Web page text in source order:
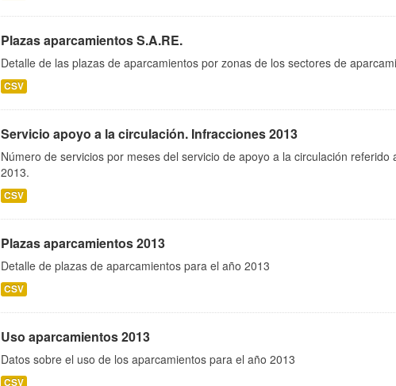
Plazas aparcamientos S.A.RE.
Detalle de las plazas de aparcamientos por zonas de los sectores de
CSV
Servicio apoyo a la circulación. Infracciones 2013
Número de servicios por meses del servicio de apoyo a la circulación referido
2013.
CSV
Plazas aparcamientos 2013
Detalle de plazas de aparcamientos para el año 2013
CSV
Uso aparcamientos 2013
Datos sobre el uso de los aparcamientos para el año 2013
CSV